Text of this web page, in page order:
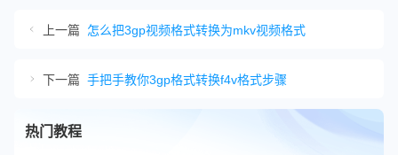
上一篇 怎么把3gp视频格式转换为mkv视频格式
下一篇 手把手教你3gp格式转换f4v格式步骤
热门教程